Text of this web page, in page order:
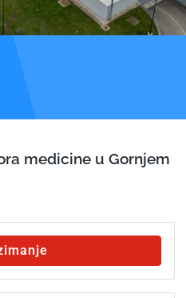
medicine u Gornjem